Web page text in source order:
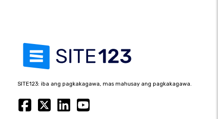
SITE123: iba ang pagkakagawa, mas mahusay ang pagkakagawa.